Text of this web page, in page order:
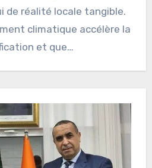
de réalité locale tangible.
climatique accélère la
et que…